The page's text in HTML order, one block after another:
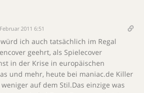
2011 6:51
ich auch tatsächlich im Regal
geehrt, als Spielecover
in der Krise in europäischen
und mehr, heute bei maniac.de Killer
auf dem Stil.Das einzige was